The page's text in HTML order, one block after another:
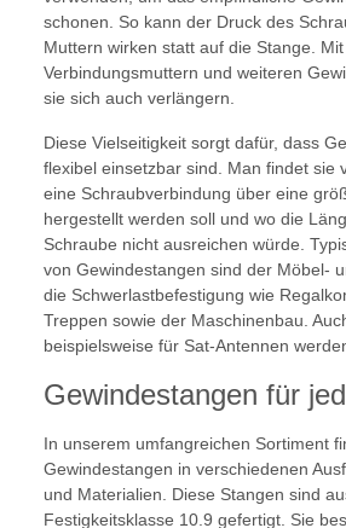
schonen. So kann der Druck des
Muttern wirken statt auf die Stange.
Verbindungsmuttern und weiteren
sie sich auch verlängern.
Diese Vielseitigkeit sorgt dafür, dass
flexibel einsetzbar sind. Man findet sie
eine Schraubverbindung über eine
hergestellt werden soll und wo die
Schraube nicht ausreichen würde.
von Gewindestangen sind der Möbel-
die Schwerlastbefestigung wie
Treppen sowie der Maschinenbau.
beispielsweise für Sat-Antennen
Gewindestangen für
In unserem umfangreichen Sortiment
Gewindestangen in verschiedenen
und Materialien. Diese Stangen sind
Festigkeitsklasse 10.9 gefertigt. Sie